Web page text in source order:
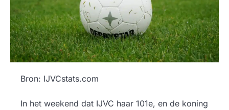
Bron: IJVCstats.com
In het weekend dat IJVC haar 101e, en de koning